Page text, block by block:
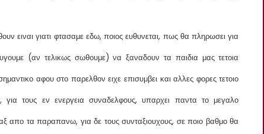
ειναι γιατι φτασαμε εδω, ποιος ευθυνεται, πως θα πληρωσει για
(αν τελικως σωθουμε) να ξαναδουν τα παιδια μας τετοια
αφου στο παρελθον ειχε επισυμβει και αλλες φορες τετοιο
τους εν ενεργεια συναδελφους, υπαρχει παντα το μεγαλο
απο τα παραπανω, για δε τους συνταξιουχους, σε ποιο βαθμο θα